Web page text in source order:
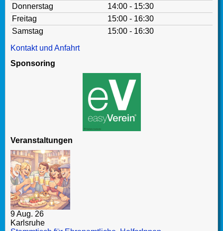
Donnerstag
14:00 - 15:30
Freitag
15:00 - 16:30
Samstag
15:00 - 16:30
Kontakt und Anfahrt
Sponsoring
Veranstaltungen
9 Aug. 26
Karlsruhe